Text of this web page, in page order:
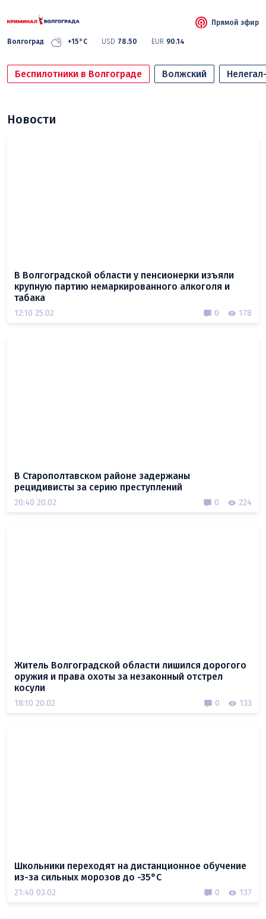
Волгоград +15°C USD 78.50 EUR 90.14
Прямой эфир
Беспилотники в Волгограде Волжский
Новости
В Волгоградской области у пенсионерки изъяли
крупную партию немаркированного алкоголя и
табака
12:10 25.02 0 178
В Старополтавском районе задержаны
рецидивисты за серию преступлений
20:40 20.02 0 224
Житель Волгоградской области лишился дорогого
оружия и права охоты за незаконный отстрел
косули
18:10 20.02 0 133
Школьники переходят на дистанционное обучение
из-за сильных морозов до -35°C
21:40 03.02 0 137